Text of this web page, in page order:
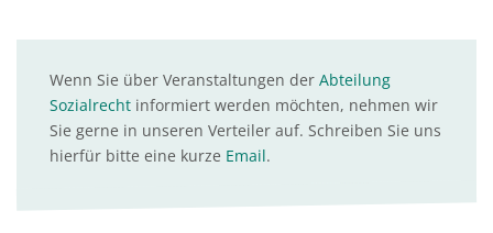
Wenn Sie über Veranstaltungen der Abteilung
Sozialrecht informiert werden möchten, nehmen wir
Sie gerne in unseren Verteiler auf. Schreiben Sie uns
hierfür bitte eine kurze Email.